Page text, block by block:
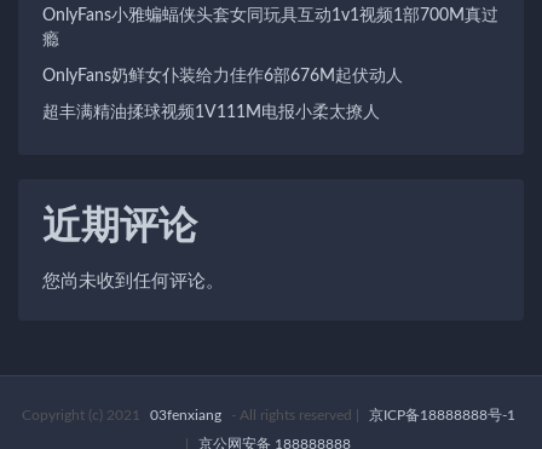
OnlyFans小雅蝙蝠侠头套女同玩具互动1v1视频1部700M真过
瘾
OnlyFans奶鲜女仆装给力佳作6部676M起伏动人
超丰满精油揉球视频1V111M电报小柔太撩人
近期评论
您尚未收到任何评论。
Copyright (c) 2021 03fenxiang - All rights reserved
京ICP备18888888号-1
京公网安备 188888888